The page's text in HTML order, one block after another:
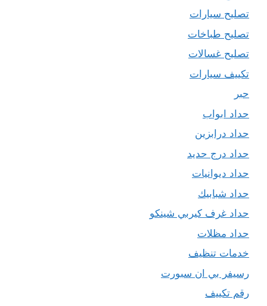
تصليح سيارات
تصليح طباخات
تصليح غسالات
تكييف سيارات
حبر
حداد ابواب
حداد درابزين
حداد درج حديد
حداد ديوانيات
حداد شبابيك
حداد غرف كيربي شينكو
حداد مظلات
خدمات تنظيف
رسيفر بي ان سبورت
رقم تكييف